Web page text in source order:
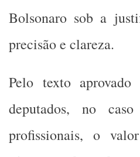
Bolsonaro sob a
precisão e clareza.
Pelo texto
deputados, no
profissionais, o